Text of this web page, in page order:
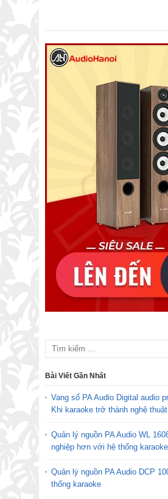
Bài Viết Gần Nhất
Vang số PA Audio Digital audio
Khi karaoke trở thành nghệ thuật
Quản lý nguồn PA Audio WL
nghiệp hơn với hệ thống karaoke
Quản lý nguồn PA Audio DCP
thống karaoke